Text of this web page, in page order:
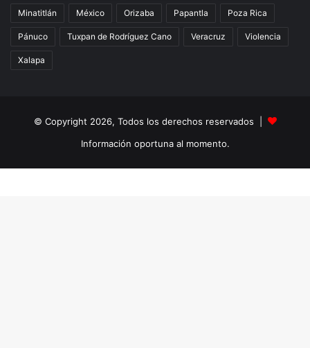
Minatitlán México Orizaba Papantla Poza Rica
Pánuco Tuxpan de Rodríguez Cano Veracruz Violencia
Xalapa
© Copyright 2026, Todos los derechos reservados |
Información oportuna al momento.